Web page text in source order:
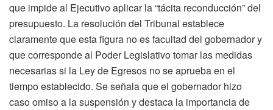
que impide al Ejecutivo aplicar la “tácita reconducción” del
presupuesto. La resolución del Tribunal establece
claramente que esta figura no es facultad del gobernador y
que corresponde al Poder Legislativo tomar las medidas
necesarias si la Ley de Egresos no se aprueba en el
tiempo establecido. Se señala que el gobernador hizo
caso omiso a la suspensión y destaca la importancia de